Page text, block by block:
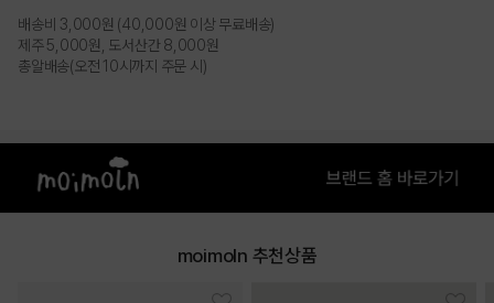
배송비 3,000원 (40,000원 이상 무료배송)
제주 5,000원, 도서산간 8,000원
총알배송(오전 10시까지 주문 시)
moimoln 추천상품